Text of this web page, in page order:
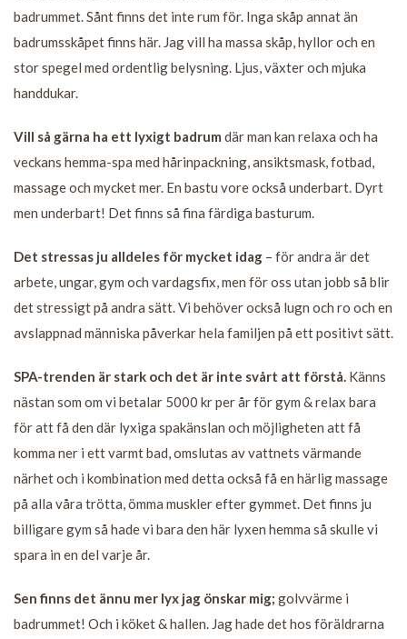
badrummet. Sånt finns det inte rum för. Inga skåp annat än
badrumsskåpet finns här. Jag vill ha massa skåp, hyllor och en
stor spegel med ordentlig belysning. Ljus, växter och mjuka
handdukar.
Vill så gärna ha ett lyxigt badrum där man kan relaxa och ha
veckans hemma-spa med hårinpackning, ansiktsmask, fotbad,
massage och mycket mer. En bastu vore också underbart. Dyrt
men underbart! Det finns så fina färdiga basturum.
Det stressas ju alldeles för mycket idag – för andra är det
arbete, ungar, gym och vardagsfix, men för oss utan jobb så blir
det stressigt på andra sätt. Vi behöver också lugn och ro och en
avslappnad människa påverkar hela familjen på ett positivt sätt.
SPA-trenden är stark och det är inte svårt att förstå. Känns
nästan som om vi betalar 5000 kr per år för gym & relax bara
för att få den där lyxiga spakänslan och möjligheten att få
komma ner i ett varmt bad, omslutas av vattnets värmande
närhet och i kombination med detta också få en härlig massage
på alla våra trötta, ömma muskler efter gymmet. Det finns ju
billigare gym så hade vi bara den här lyxen hemma så skulle vi
spara in en del varje år.
Sen finns det ännu mer lyx jag önskar mig; golvvärme i
badrummet! Och i köket & hallen. Jag hade det hos föräldrarna